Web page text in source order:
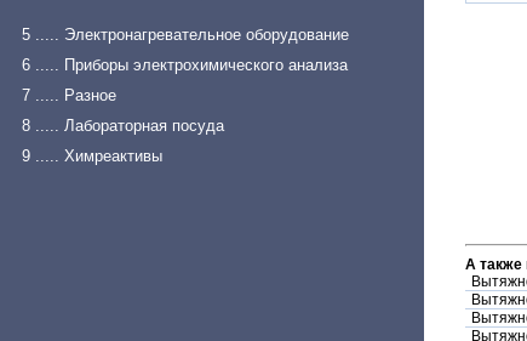
5 ..... Электронагревательное оборудование
6 ..... Приборы электрохимического анализа
7 ..... Разное
8 ..... Лабораторная посуда
9 ..... Химреактивы
А также